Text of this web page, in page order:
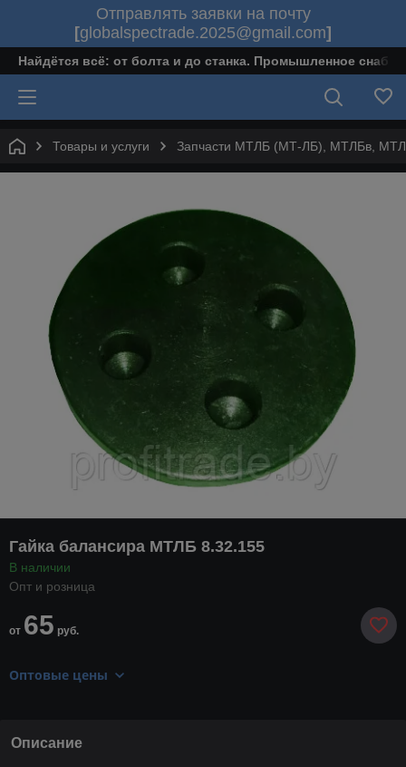
Отправлять заявки на почту
[globalspectrade.2025@gmail.com]
Найдётся всё: от болта и до станка. Промышленное
Товары и услуги Запчасти МТЛБ (МТ-ЛБ), МТЛБв,
Гайка балансира МТЛБ 8.32.155
В наличии
Опт и розница
от 65 руб.
Оптовые цены
Описание